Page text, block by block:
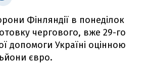
Фінляндії в понеділок
чергового, вже 29-го
допомоги Україні оцінною
євро.